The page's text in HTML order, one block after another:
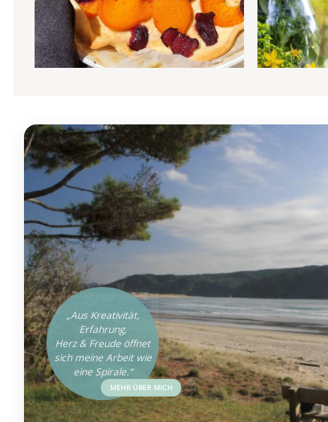
„Aus Kreativität,
Erfahrung,
Herz & Freude öffnet
sich meine Arbeit wie
eine Spirale.“
MEHR ÜBER MICH